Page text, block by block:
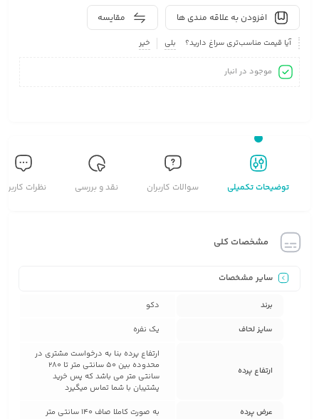
مقایسه افزودن به علاقه مندی ها
آیا قیمت مناسب‌تری سراغ دارید؟ بلی خیر
موجود در انبار
توضیحات تکمیلی سوالات کاربران نقد و بررسی نظرات کاربران
مشخصات کلی
سایر مشخصات
برند
دکو
سایز لحاف
یک نفره
ارتفاع پرده
ارتفاع پرده بنا به درخواست مشتری در
محدوده بین 50 سانتی متر تا 280
سانتی متر می باشد که پس خرید
پشتیبان با شما تماس میگیرد
عرض پرده
به صورت کاملا صاف 140 سانتی متر